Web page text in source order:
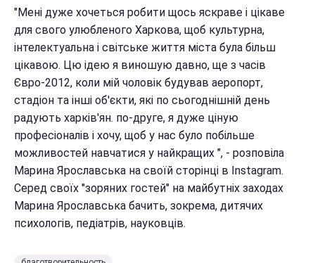
"Мені дуже хочеться робити щось яскраве і цікаве
для свого улюбленого Харкова, щоб культурна,
інтелектуальна і світське життя міста була більш
цікавою. Цю ідею я виношую давно, ще з часів
Євро-2012, коли мій чоловік будував аеропорт,
стадіон та інші об'єкти, які по сьогоднішній день
радують харків'ян. по-друге, я дуже ціную
професіоналів і хочу, щоб у нас було побільше
можливостей навчатися у найкращих ", - розповіла
Марина Ярославська на своїй сторінці в Instagram.
Серед своїх "зоряних гостей" на майбутніх заходах
Марина Ярославська бачить, зокрема, дитячих
психологів, педіатрів, науковців.